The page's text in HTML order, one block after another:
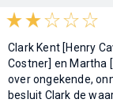
Clark Kent [Henry
Costner] en Martha
over ongekende,
besluit Clark de